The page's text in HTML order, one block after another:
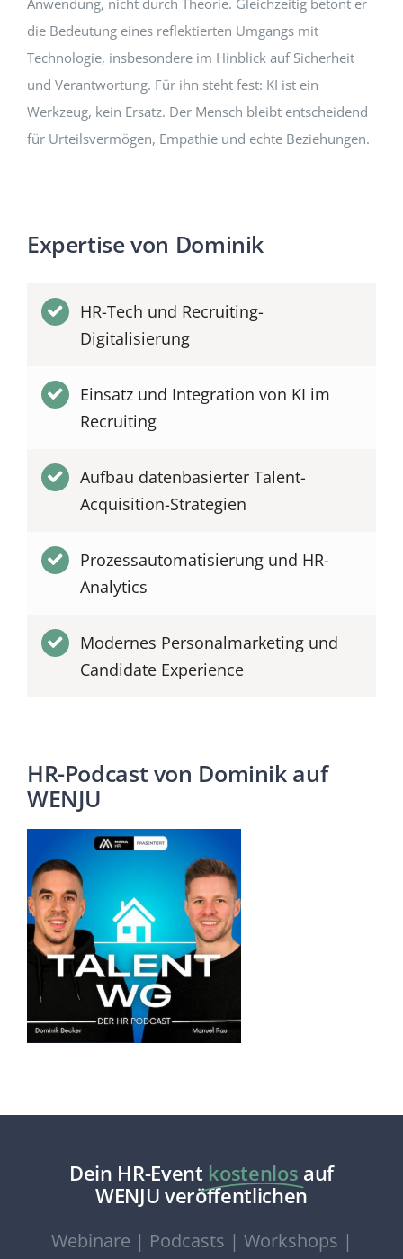
die Bedeutung eines reflektierten Umgangs mit
Technologie, insbesondere im Hinblick auf Sicherheit
und Verantwortung. Für ihn steht fest: KI ist ein
Werkzeug, kein Ersatz. Der Mensch bleibt entscheidend
für Urteilsvermögen, Empathie und echte Beziehungen.
Expertise von Dominik
HR-Tech und Recruiting-
Digitalisierung
Einsatz und Integration von KI im
Recruiting
Aufbau datenbasierter Talent-
Acquisition-Strategien
Prozessautomatisierung und HR-
Analytics
Modernes Personalmarketing und
Candidate Experience
HR-Podcast von Dominik auf
WENJU
Dein HR-Event kostenlos auf
WENJU veröffentlichen
Webinare | Podcasts | Workshops |